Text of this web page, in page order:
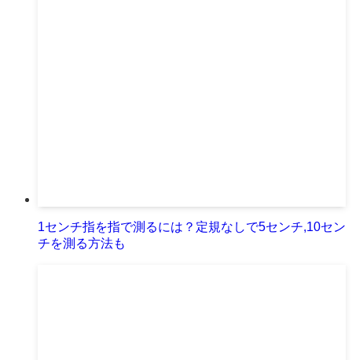
1センチ指を指で測るには？定規なしで5センチ,10セン
チを測る方法も